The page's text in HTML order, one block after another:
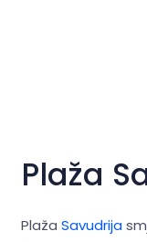
Plaža
Plaža Savudrija